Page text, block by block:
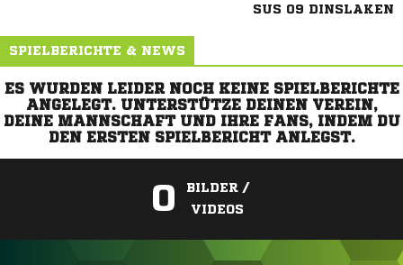
SUS 09 DINSLAKEN
SPIELBERICHTE & NEWS
ES WURDEN LEIDER NOCH KEINE SPIELBERICHTE
ANGELEGT. UNTERSTÜTZE DEINEN VEREIN,
DEINE MANNSCHAFT UND IHRE FANS, INDEM DU
DEN ERSTEN SPIELBERICHT ANLEGST.
0
BILDER /
VIDEOS